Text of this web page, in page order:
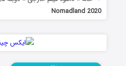
Nomadland 2020